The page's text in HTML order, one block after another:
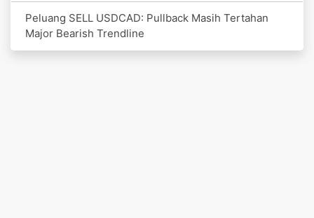
Peluang SELL USDCAD: Pullback Masih Tertahan
Major Bearish Trendline